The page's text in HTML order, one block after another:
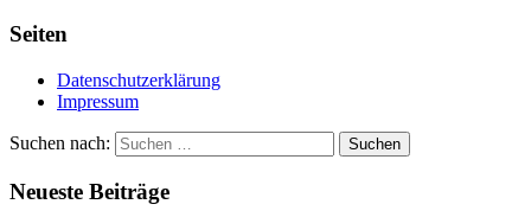
Seiten
Datenschutzerklärung
Impressum
Suchen nach: Suchen
Neueste Beiträge